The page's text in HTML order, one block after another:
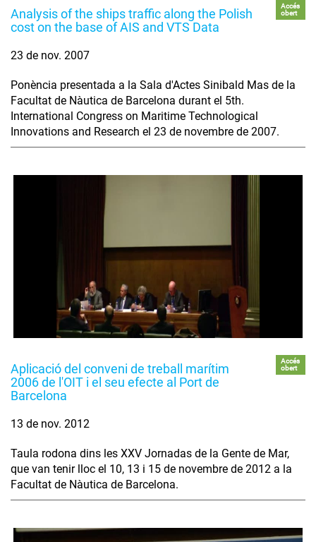
Analysis of the ships traffic along the Polish
cost on the base of AIS and VTS Data
Accés
obert
23 de nov. 2007
Ponència presentada a la Sala d'Actes Sinibald Mas de la
Facultat de Nàutica de Barcelona durant el 5th.
International Congress on Maritime Technological
Innovations and Research el 23 de novembre de 2007.
Aplicació del conveni de treball marítim
2006 de l'OIT i el seu efecte al Port de
Barcelona
Accés
obert
13 de nov. 2012
Taula rodona dins les XXV Jornadas de la Gente de Mar,
que van tenir lloc el 10, 13 i 15 de novembre de 2012 a la
Facultat de Nàutica de Barcelona.